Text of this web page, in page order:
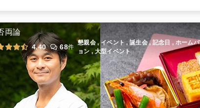
全品小分け・藤の満月プラン
オードブル
3,000 円 /人
全てのプランを見る
両論
4.40 68件
懇親会 , イベント , 誕生会 , 記念日 , ホーム
ョン , 大型イベント